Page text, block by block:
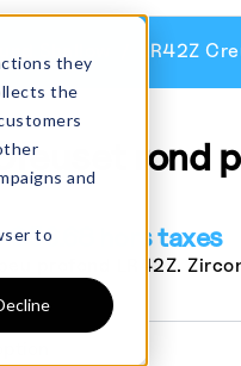
they
the
and
to
LR42Z
rond
€56.68 hors taxes
profond LR42Z.